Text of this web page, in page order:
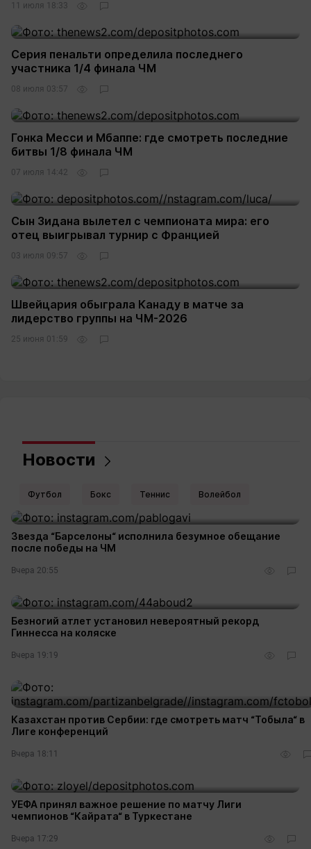
11 июля 18:33
Серия пенальти определила последнего
участника 1/4 финала ЧМ
08 июля 03:57
Гонка Месси и Мбаппе: где смотреть последние
битвы 1/8 финала ЧМ
07 июля 14:42
Сын Зидана вылетел с чемпионата мира: его
отец выигрывал турнир с Францией
03 июля 09:57
Швейцария обыграла Канаду в матче за
лидерство группы на ЧМ-2026
25 июня 01:59
Новости
Футбол Бокс Теннис Волейбол
Звезда “Барселоны“ исполнила безумное обещание
после победы на ЧМ
Вчера 20:55
Безногий атлет установил невероятный рекорд
Гиннесса на коляске
Вчера 19:19
Казахстан против Сербии: где смотреть матч “Тобыла“ в
Лиге конференций
Вчера 18:11
УЕФА принял важное решение по матчу Лиги
чемпионов “Кайрата“ в Туркестане
Вчера 17:29